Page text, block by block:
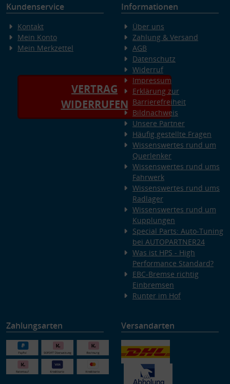
Kundenservice
Kontakt
Mein Konto
Mein Merkzettel
VERTRAG
WIDERRUFEN
Informationen
Über uns
Zahlung & Versand
AGB
Datenschutz
Widerruf
Impressum
Erklärung zur
Barrierefreiheit
Bildnachweis
Unsere Partner
Häufig gestellte Fragen
Wissenswertes rund um
Querlenker
Wissenswertes rund ums
Fahrwerk
Wissenswertes rund ums
Radlager
Wissenswertes rund um
Kupplungen
Special Parts: Auto-Tuning
bei AUTOPARTNER24
Was ist HPS - High
Performance Standard?
EBC-Bremse richtig
Einbremsen
Runter im Hof
Zahlungsarten Versandarten